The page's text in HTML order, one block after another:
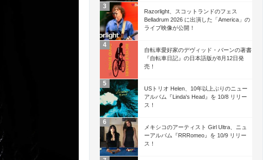
Razorlight、スコットランドのフェス
Belladrum 2026 に出演した「America」の
ライブ映像が公開！
自転車愛好家のデヴィッド・バーンの著書
『自転車日記』の日本語版が8月12日発
売！
USトリオ Helen、10年以上ぶりのニュー
アルバム『Linda's Head』を 10/8 リリー
ス！
メキシコのアーティスト Girl Ultra、ニュ
ーアルバム『RRRomeo』を 10/9 リリー
ス！